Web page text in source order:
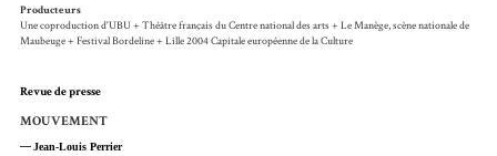
Producteurs
Une coproduction d'UBU + Théâtre français du Centre national des arts + Le Manège, scène nationale de
Maubeuge + Festival Bordeline + Lille 2004 Capitale européenne de la Culture
Revue de presse
MOUVEMENT
Jean-Louis Perrier